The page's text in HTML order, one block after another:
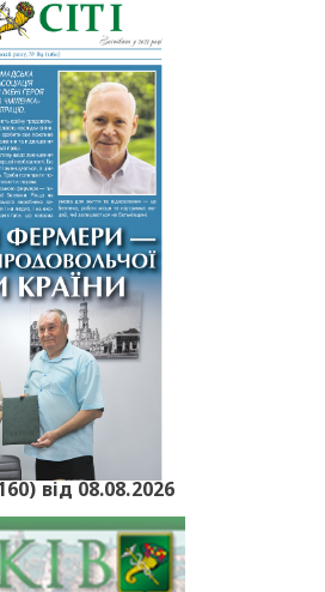
від 08.08.2026